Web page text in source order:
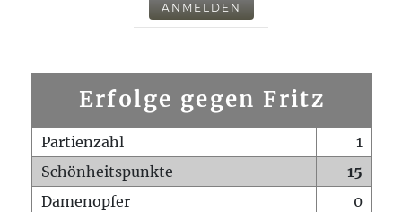
ANMELDEN
Erfolge gegen Fritz
Partienzahl
1
Schönheitspunkte
15
Damenopfer
0